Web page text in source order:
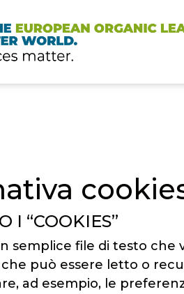
I “COOKIES”
semplice file di testo
può essere letto o
ad esempio, le